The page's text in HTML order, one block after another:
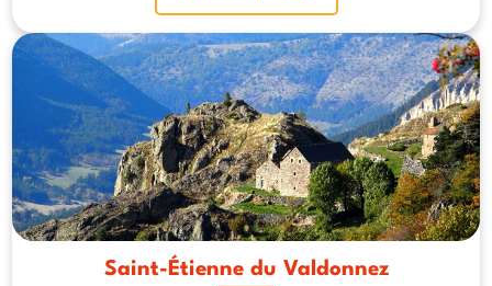
Saint-Étienne du Valdonnez